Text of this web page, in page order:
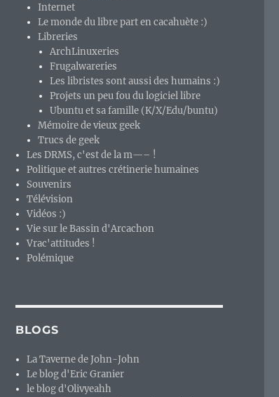
le monde. »
Internet
Le monde du libre part en cacahuète :)
Libreries
ArchLinuxeries
Frugalwareries
Les libristes sont aussi des humains :)
Projets un peu fou du logiciel libre
Ubuntu et sa famille (K/X/Edu/buntu)
Mémoire de vieux geek
Trucs de geek
Les DRMS, c'est de la m—– !
Politique et autres crétinerie humaines
Souvenirs
Télévision
Vidéos :)
Vie sur le Bassin d'Arcachon
Vrac'attitudes !
Polémique
BLOGS
La Taverne de John-John
Le blog d'Eric Granier
le blog d'Olivyeahh